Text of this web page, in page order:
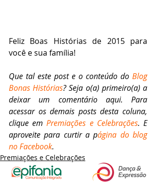
Feliz Boas Histórias de 2015 para
você e sua família!
Que tal este post e o conteúdo do Blog
Bonas Histórias? Seja o(a) primeiro(a) a
deixar um comentário aqui. Para
acessar os demais posts desta coluna,
clique em Premiações e Celebrações. E
aproveite para curtir a página do blog
no Facebook.
Premiações e Celebrações